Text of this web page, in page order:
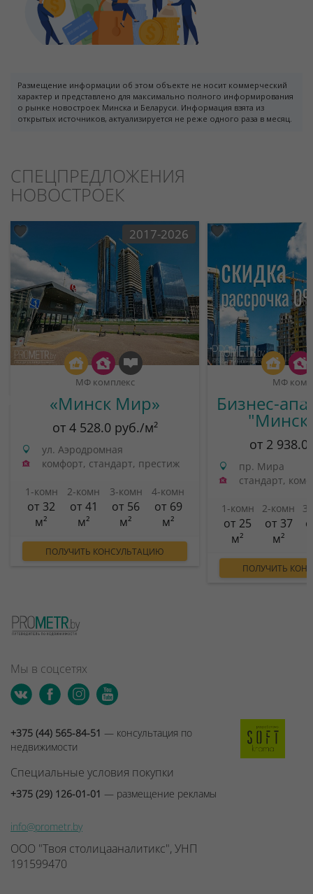
Размещение информации об этом объекте не носит коммерческий
характер и представлено для максимально полного информирования
о рынке новостроек Минска и Беларуси. Информация взята из
открытых источников, актуализируется не реже одного раза в месяц.
СПЕЦПРЕДЛОЖЕНИЯ
НОВОСТРОЕК
2017-2026
МФ комплекс
«Минск Мир»
от 4 528.0 руб./м²
ул. Аэродромная
комфорт, стандарт, престиж
1-комн
от 32
м²
2-комн
от 41
м²
3-комн
от 56
м²
4-комн
от 69
м²
ПОЛУЧИТЬ КОНСУЛЬТАЦИЮ
МФ
Бизнес-
от 2
пр. Мира
стандарт,
1-комн
от 25
м²
2-комн
от 37
м²
ПОЛУЧИТЬ
Мы в соцсетях
+375 (44) 565-84-51 — консультация по
недвижимости
Специальные условия покупки
+375 (29) 126-01-01 — размещение рекламы
info@prometr.by
ООО "Твоя столицааналитикс", УНП
191599470